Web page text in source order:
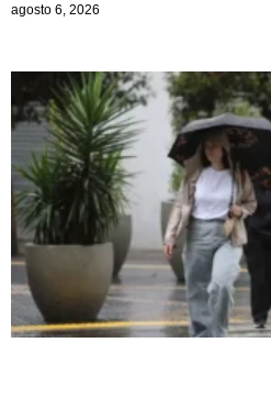
agosto 6, 2026